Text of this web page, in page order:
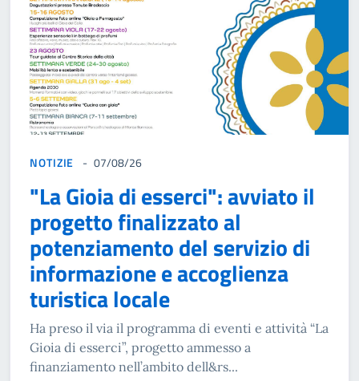
NOTIZIE 07/08/26
"La Gioia di esserci": avviato il
progetto finalizzato al
potenziamento del servizio di
informazione e accoglienza
turistica locale
Ha preso il via il programma di eventi e attività “La
Gioia di esserci”, progetto ammesso a
finanziamento nell’ambito dell&rs...